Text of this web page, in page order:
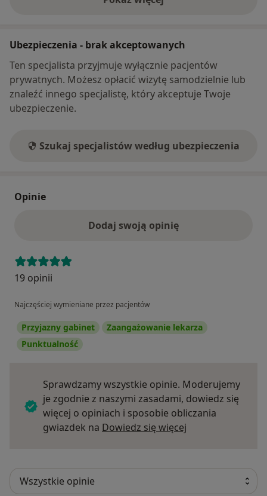
o adresie
Ubezpieczenia - brak akceptowanych
Ten specjalista przyjmuje wyłącznie pacjentów
prywatnych. Możesz opłacić wizytę samodzielnie lub
znaleźć innego specjalistę, który akceptuje Twoje
ubezpieczenie.
Szukaj specjalistów według ubezpieczenia
Opinie
Dodaj swoją opinię
19 opinii
Najczęściej wymieniane przez pacjentów
Przyjazny gabinet
Zaangażowanie lekarza
Punktualność
Sprawdzamy wszystkie opinie. Moderujemy
je zgodnie z naszymi zasadami, dowiedz się
więcej o opiniach i sposobie obliczania
gwiazdek na Dowiedz się więcej